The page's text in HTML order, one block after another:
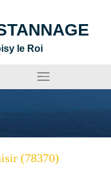
le Roi
(78370)